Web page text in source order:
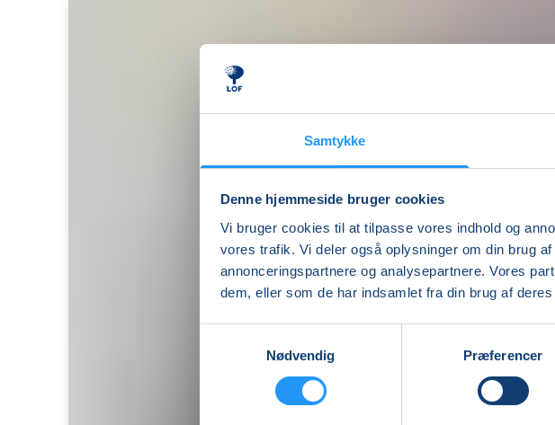
Samtykke
Denne hjemmeside bruger cookies
Vi bruger cookies til at tilpasse vores indhold og
vores trafik. Vi deler også oplysninger om din brug
annonceringspartnere og analysepartnere. Vores
dem, eller som de har indsamlet fra din brug af deres
Nødvendig
Præferencer